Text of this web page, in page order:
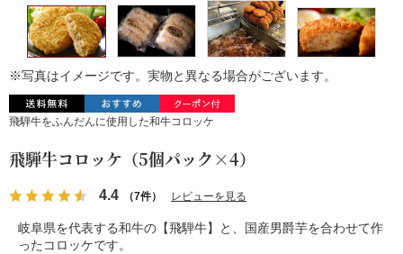
※写真はイメージです。実物と異なる場合がございます。
飛騨牛をふんだんに使用した和牛コロッケ
飛騨牛コロッケ（5個パック×4）
4.4 （7件） レビューを見る
岐阜県を代表する和牛の【飛騨牛】と、国産男爵芋を合わせて作
ったコロッケです。